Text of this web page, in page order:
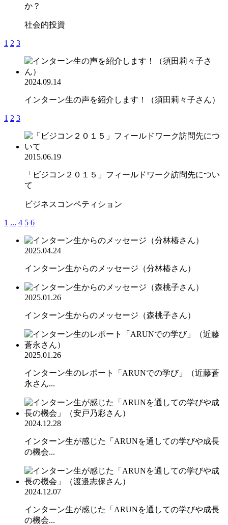
か？
社会的投資
1 2 3
2024.09.14
インターン生の声を紹介します！（須田莉々子さん）
1 2 3
2015.06.19
「ビジコン２０１５」フィールドワーク訪問先につい
て
ビジネスコンペティション
1 ... 4 5 6
2025.04.24
インターン生からのメッセージ（分林椿さん）
2025.01.26
インターン生からのメッセージ（森桃子さん）
2025.01.26
インターン生のレポート「ARUNでの学び」（近藤蒼
永さん...
2024.12.28
インターン生が感じた「ARUNを通しての学びや成長
の機会...
2024.12.07
インターン生が感じた「ARUNを通しての学びや成長
の機会...